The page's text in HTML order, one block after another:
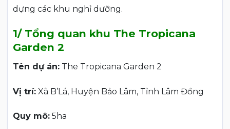
dựng các khu nghỉ dưỡng.
1/ Tổng quan khu The Tropicana
Garden 2
Tên dự án: The Tropicana Garden 2
Vị trí: Xã B’Lá, Huyện Bảo Lâm, Tỉnh Lâm Đồng
Quy mô: 5ha